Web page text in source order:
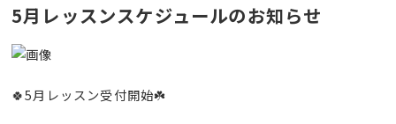
5月レッスンスケジュールのお知らせ
🍀5月レッスン受付開始☘️